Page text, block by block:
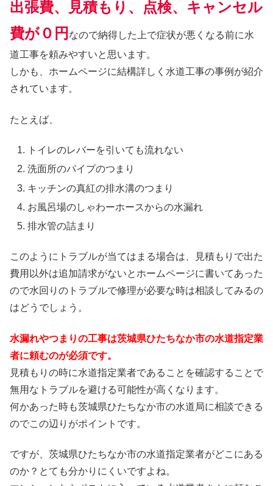
出張費、見積もり、点検、キャンセル
費が０円 なので納得した上で症状が悪くなる前に水
道工事を頼みやすいと思います。
しかも、ホームページに結構詳しく水道工事の事例が紹介
されています。
たとえば、
トイレのレバーを引いても流れない
洗面所のパイプのつまり
キッチンの真紅の排水溝のつまり
お風呂場のしゃわーホースからの水漏れ
排水管の詰まり
このようにトラブルが当てはまる場合は、見積もりで出た
費用以外は追加請求がないとホームページに書いてあった
ので水回りのトラブルで修理が必要な時は相談してみるの
はどうでしょう。
水漏れやつまりの工事は茨城県ひたちなか市の水道指定業
者に頼むのが必須です。
見積もりの時に水道指定業者であることを確認することで
無用なトラブルを避ける可能性が高くなります。
何かあった時も茨城県ひたちなか市の水道局に相談できる
のでこの辺りがポイントです。
ですが、茨城県ひたちなか市の水道指定業者がどこにある
のか？とても分かりにくいですよね。